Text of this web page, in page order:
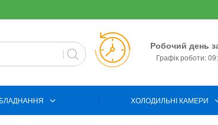
Робочий день
Графік роботи:
ХОЛОДИЛЬНІ КАМЕРИ